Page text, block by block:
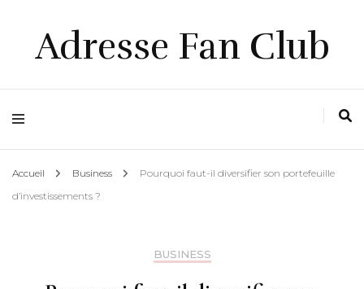
Adresse Fan Club
Accueil Business
Pourquoi faut-il diversifier son portefeuille
d’investissements ?
BUSINESS